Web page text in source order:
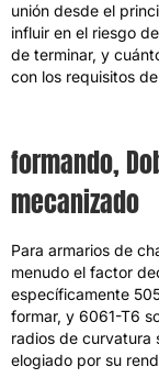
unión desde el
influir en el riesgo
de terminar, y
con los requisitos
formando,
mecanizado
Para armarios de
menudo el factor
específicamente
formar, y 6061-T6
radios de curvatura
elogiado por su